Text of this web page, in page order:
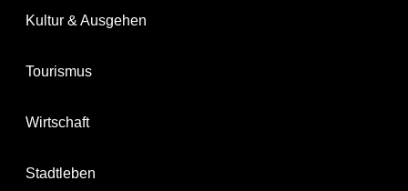
Kultur & Ausgehen
Tourismus
Wirtschaft
Stadtleben